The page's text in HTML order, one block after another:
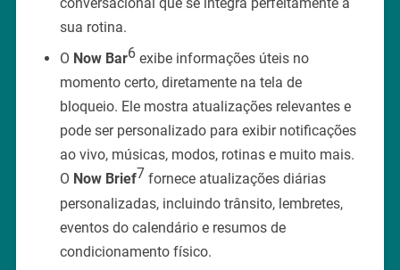
sua rotina.
O Now Bar6exibe informações úteis no
momento certo, diretamente na tela de
bloqueio. Ele mostra atualizações relevantes e
pode ser personalizado para exibir notificações
ao vivo, músicas, modos, rotinas e muito mais.
O Now Brief7 fornece atualizações diárias
personalizadas, incluindo trânsito, lembretes,
eventos do calendário e resumos de
condicionamento físico.